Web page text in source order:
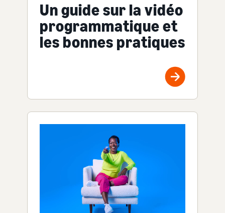
Un guide sur la vidéo
programmatique et
les bonnes pratiques